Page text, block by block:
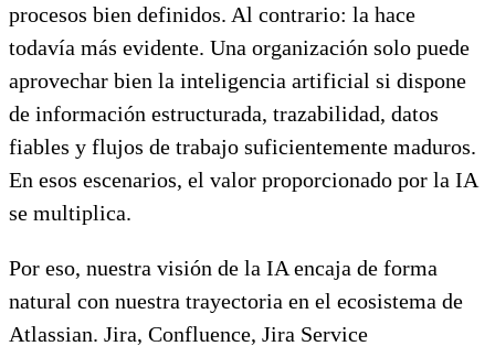
procesos bien definidos. Al contrario: la hace
todavía más evidente. Una organización solo puede
aprovechar bien la inteligencia artificial si dispone
de información estructurada, trazabilidad, datos
fiables y flujos de trabajo suficientemente maduros.
En esos escenarios, el valor proporcionado por la IA
se multiplica.
Por eso, nuestra visión de la IA encaja de forma
natural con nuestra trayectoria en el ecosistema de
Atlassian. Jira, Confluence, Jira Service